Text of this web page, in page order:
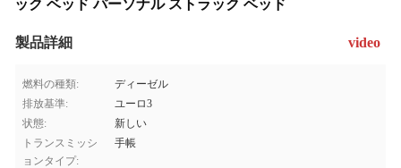
ック ベッド パーソナル ストラック ベッド
製品詳細 video
燃料の種類:
ディーゼル
排放基準:
ユーロ3
状態:
新しい
トランスミッシ
ョンタイプ:
手帳